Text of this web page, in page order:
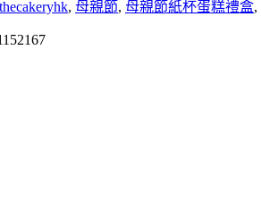
thecakeryhk, 母親節, 母親節紙杯蛋糕禮盒,